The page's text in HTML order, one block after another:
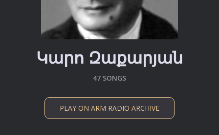
Կարո Զաքարյան
47 SONGS
PLAY ON ARM RADIO ARCHIVE